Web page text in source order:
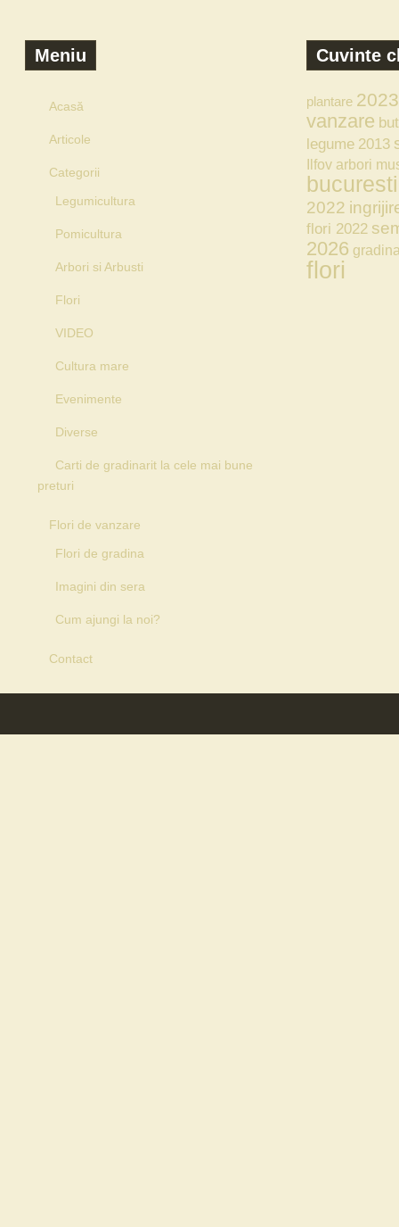
Meniu
Acasă
Articole
Categorii
Legumicultura
Pomicultura
Arbori si Arbusti
Flori
VIDEO
Cultura mare
Evenimente
Diverse
Carti de gradinarit la cele mai bune
preturi
Flori de vanzare
Flori de gradina
Imagini din sera
Cum ajungi la noi?
Contact
Cuvinte
plantare 2023
vanzare
legume 2013
Ilfov arbori
bucuresti
2022
flori 2022
2026
flori